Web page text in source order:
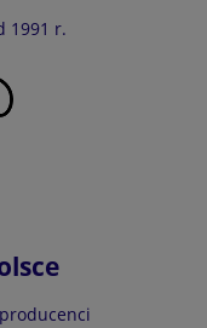
1991 r.